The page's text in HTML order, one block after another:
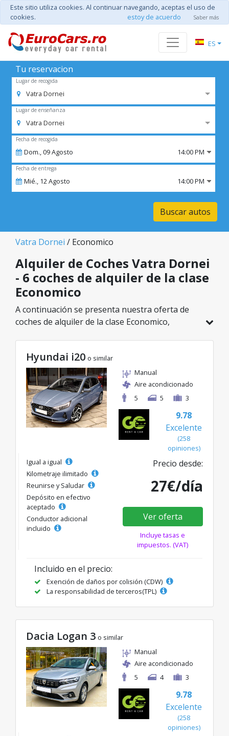
Este sitio utiliza cookies. Al continuar navegando, aceptas el uso de
cookies.
estoy de acuerdo Saber más
ES
Tu reservacion
Lugar de recogida
Vatra Dornei
Lugar de enseñanza
Vatra Dornei
Fecha de recogida
Dom.,09Agosto 14:00 PM
Fecha de entrega
Mié., 12Agosto 14:00 PM
Buscar autos
Vatra Dornei / Economico
Alquiler de Coches Vatra Dornei
- 6 coches de alquiler de la clase
Economico
A continuación se presenta nuestra oferta de
coches de alquiler de la clase Economico,
modelo ideal de la categoría seleccionada, con
tarifas excelentes desde solo 24€/día.
Hyundai i20 o similar
Manual
Aire acondicionado
5
5 3
9.78
Excelente
(258
opiniones)
Igual a igual
Kilometraje ilimitado
Reunirse y Saludar
Depósito en efectivo
aceptado
Conductor adicional
incluido
Precio desde:
27€/día
Ver oferta
Incluye tasas e
impuestos. (VAT)
Incluido en el precio:
Exención de daños por colisión (CDW)
La responsabilidad de terceros(TPL)
Dacia Logan 3 o similar
Manual
Aire acondicionado
5
4 3
9.78
Excelente
(258
opiniones)